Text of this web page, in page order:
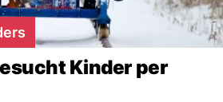
Kinder per